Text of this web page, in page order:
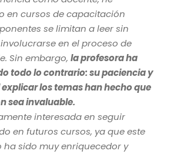
en cursos de capacitación
se limitan a leer sin
en el proceso de
Sin embargo,la profesora ha
todo lo contrario: su paciencia y
los temas han hecho que
sea invaluable.
interesada en seguir
en futuros cursos, ya que este
sido muy enriquecedor y